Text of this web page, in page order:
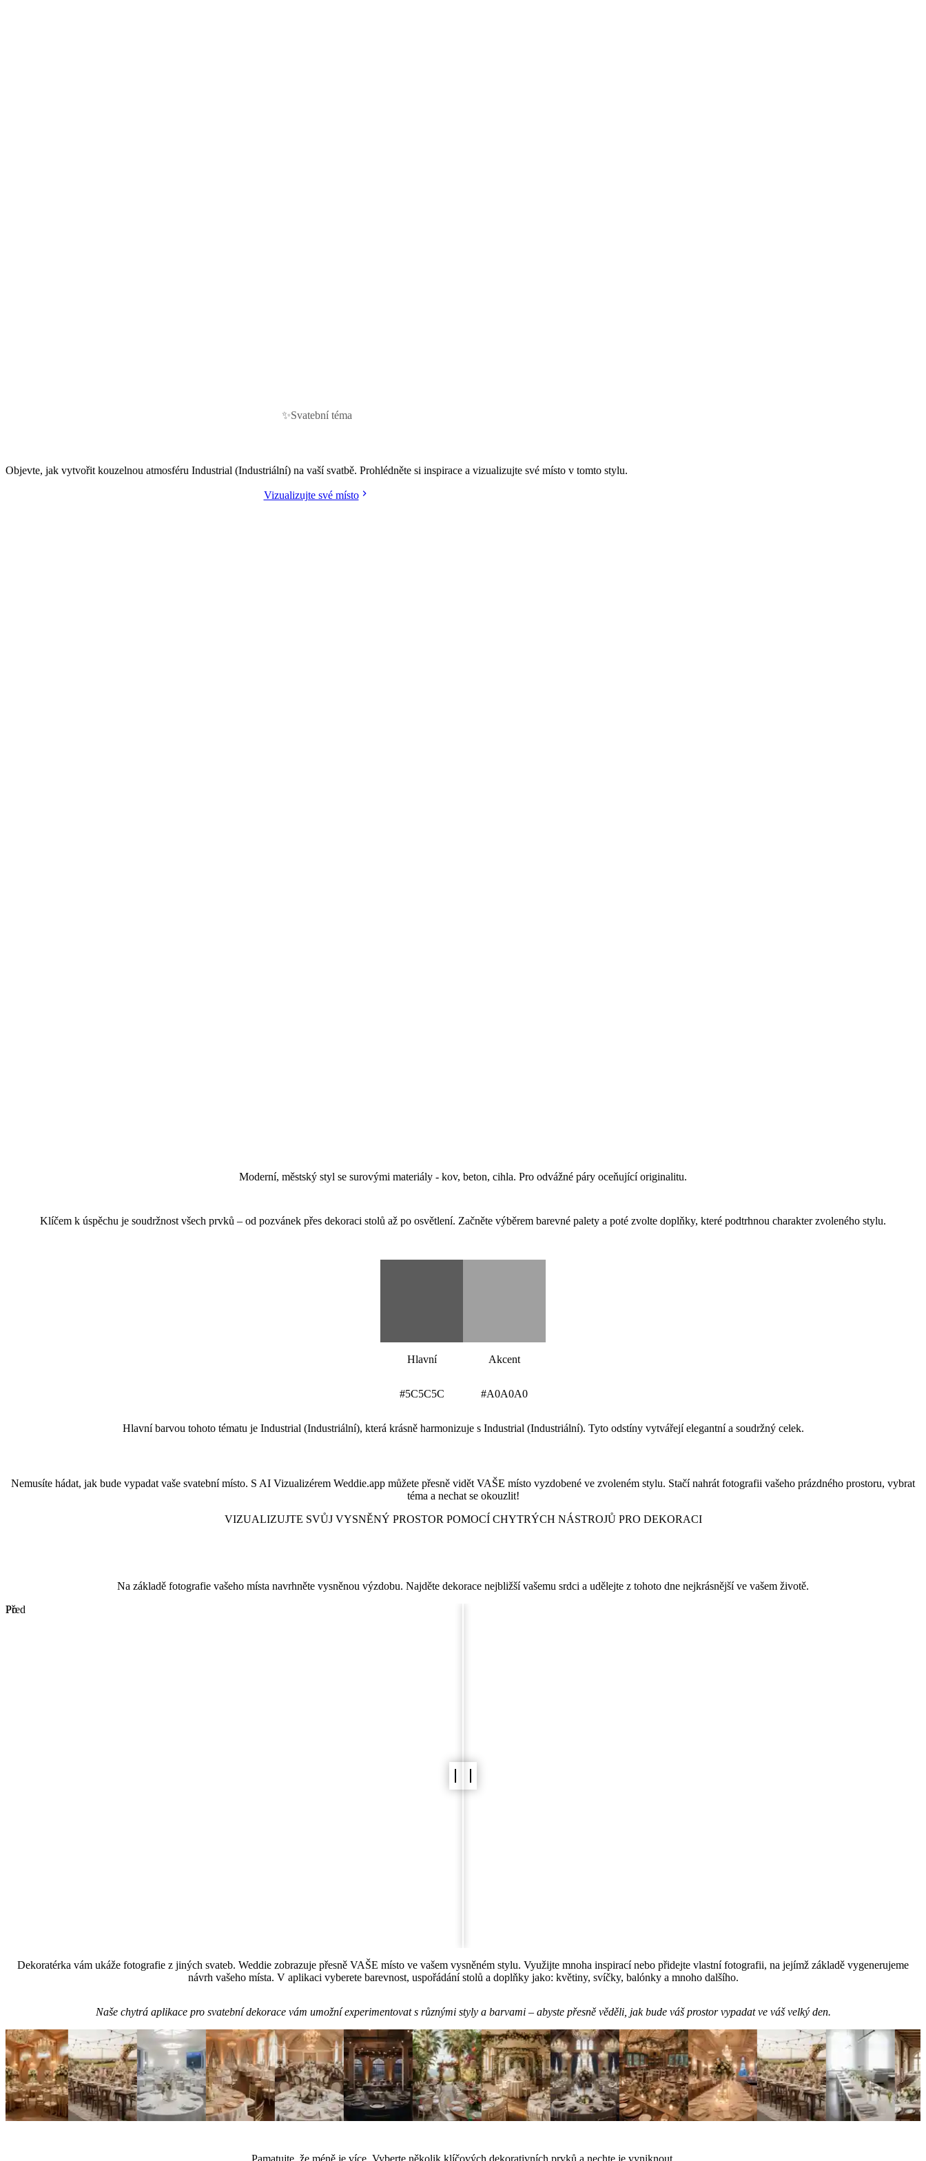
✨Svatební téma
Objevte, jak vytvořit kouzelnou atmosféru Industrial (Industriální) na vaší svatbě. Prohlédněte si inspirace a vizualizujte své místo v tomto stylu.
Vizualizujte své místo
Moderní, městský styl se surovými materiály - kov, beton, cihla. Pro odvážné páry oceňující originalitu.
Klíčem k úspěchu je soudržnost všech prvků – od pozvánek přes dekoraci stolů až po osvětlení. Začněte výběrem barevné palety a poté zvolte doplňky, které podtrhnou charakter zvoleného stylu.
Hlavní
#5C5C5C
Akcent
#A0A0A0
Hlavní barvou tohoto tématu je Industrial (Industriální), která krásně harmonizuje s Industrial (Industriální). Tyto odstíny vytvářejí elegantní a soudržný celek.
Nemusíte hádat, jak bude vypadat vaše svatební místo. S AI Vizualizérem Weddie.app můžete přesně vidět VAŠE místo vyzdobené ve zvoleném stylu. Stačí nahrát fotografii vašeho prázdného prostoru, vybrat
téma a nechat se okouzlit!
VIZUALIZUJTE SVŮJ VYSNĚNÝ PROSTOR POMOCÍ CHYTRÝCH NÁSTROJŮ PRO DEKORACI
Na základě fotografie vašeho místa navrhněte vysněnou výzdobu. Najděte dekorace nejbližší vašemu srdci a udělejte z tohoto dne nejkrásnější ve vašem životě.
Před
Po
Dekoratérka vám ukáže fotografie z jiných svateb. Weddie zobrazuje přesně VAŠE místo ve vašem vysněném stylu. Využijte mnoha inspirací nebo přidejte vlastní fotografii, na jejímž základě vygenerujeme
návrh vašeho místa. V aplikaci vyberete barevnost, uspořádání stolů a doplňky jako: květiny, svíčky, balónky a mnoho dalšího.
Naše chytrá aplikace pro svatební dekorace vám umožní experimentovat s různými styly a barvami – abyste přesně věděli, jak bude váš prostor vypadat ve váš velký den.